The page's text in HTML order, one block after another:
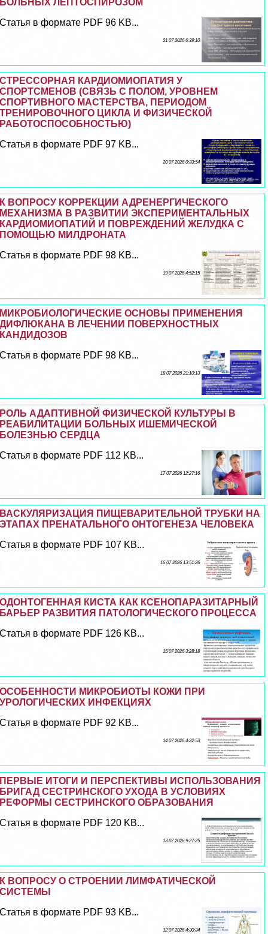
Статья в формате PDF 96 KB...
21 07 2026 6:39:10
СТРЕССОРНАЯ КАРДИОМИОПАТИЯ У
СПОРТСМЕНОВ (СВЯЗЬ С ПОЛОМ, УРОВНЕМ
СПОРТИВНОГО МАСТЕРСТВА, ПЕРИОДОМ
ТРЕНИРОВОЧНОГО ЦИКЛА И ФИЗИЧЕСКОЙ
РАБОТОСПОСОБНОСТЬЮ)
Статья в формате PDF 97 KB...
20 07 2026 0:33:54
К ВОПРОСУ КОРРЕКЦИИ АДРЕНЕРГИЧЕСКОГО
МЕХАНИЗМА В РАЗВИТИИ ЭКСПЕРИМЕНТАЛЬНЫХ
КАРДИОМИОПАТИЙ И ПОВРЕЖДЕНИЙ ЖЕЛУДКА С
ПОМОЩЬЮ МИЛДРОНАТА
Статья в формате PDF 98 KB...
19 07 2026 4:52:15
МИКРОБИОЛОГИЧЕСКИЕ ОСНОВЫ ПРИМЕНЕНИЯ
ДИФЛЮКАНА В ЛЕЧЕНИИ ПОВЕРХНОСТНЫХ
КАНДИДОЗОВ
Статья в формате PDF 98 KB...
18 07 2026 21:10:13
РОЛЬ АДАПТИВНОЙ ФИЗИЧЕСКОЙ КУЛЬТУРЫ В
РЕАБИЛИТАЦИИ БОЛЬНЫХ ИШЕМИЧЕСКОЙ
БОЛЕЗНЬЮ СЕРДЦА
Статья в формате PDF 112 KB...
17 07 2026 12:27:16
ВАСКУЛЯРИЗАЦИЯ ПИЩЕВАРИТЕЛЬНОЙ ТРУБКИ НА
ЭТАПАХ ПРЕНАТАЛЬНОГО ОНТОГЕНЕЗА ЧЕЛОВЕКА
Статья в формате PDF 107 KB...
16 07 2026 13:51:26
ОДОНТОГЕННАЯ КИСТА КАК КСЕНОПАРАЗИТАРНЫЙ
БАРЬЕР РАЗВИТИЯ ПАТОЛОГИЧЕСКОГО ПРОЦЕССА
Статья в формате PDF 126 KB...
15 07 2026 3:28:18
ОСОБЕННОСТИ МИКРОБИОТЫ КОЖИ ПРИ
УРОЛОГИЧЕСКИХ ИНФЕКЦИЯХ
Статья в формате PDF 92 KB...
14 07 2026 4:22:53
ПЕРВЫЕ ИТОГИ И ПЕРСПЕКТИВЫ ИСПОЛЬЗОВАНИЯ
БРИГАД СЕСТРИНСКОГО УХОДА В УСЛОВИЯХ
РЕФОРМЫ СЕСТРИНСКОГО ОБРАЗОВАНИЯ
Статья в формате PDF 120 KB...
13 07 2026 9:27:25
К ВОПРОСУ О СТРОЕНИИ ЛИМФАТИЧЕСКОЙ
СИСТЕМЫ
Статья в формате PDF 93 KB...
12 07 2026 4:30:34